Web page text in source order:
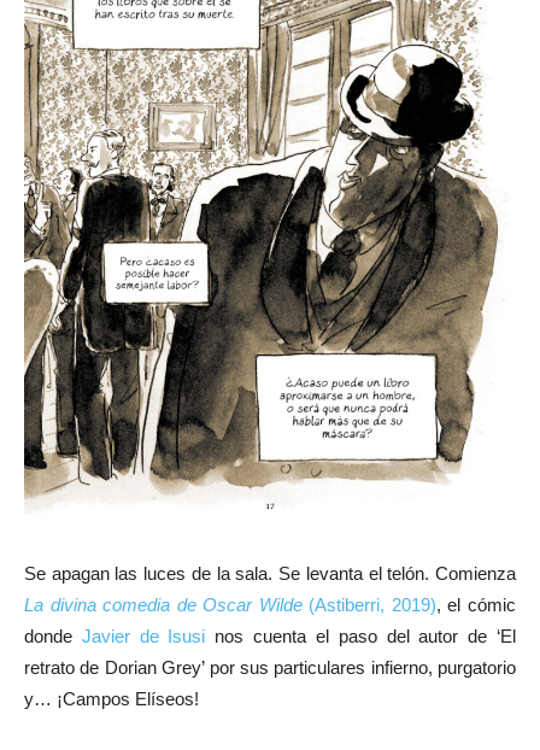
Se apagan las luces de la sala. Se levanta el telón. Comienza
La divina comedia de Oscar Wilde (Astiberri, 2019), el cómic
donde Javier de Isusi nos cuenta el paso del autor de ‘El
retrato de Dorian Grey’ por sus particulares infierno, purgatorio
y… ¡Campos Elíseos!